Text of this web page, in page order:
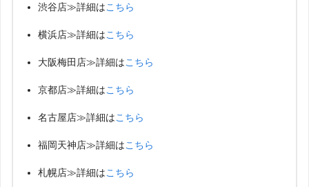
渋谷店≫詳細はこちら
横浜店≫詳細はこちら
大阪梅田店≫詳細はこちら
京都店≫詳細はこちら
名古屋店≫詳細はこちら
福岡天神店≫詳細はこちら
札幌店≫詳細はこちら